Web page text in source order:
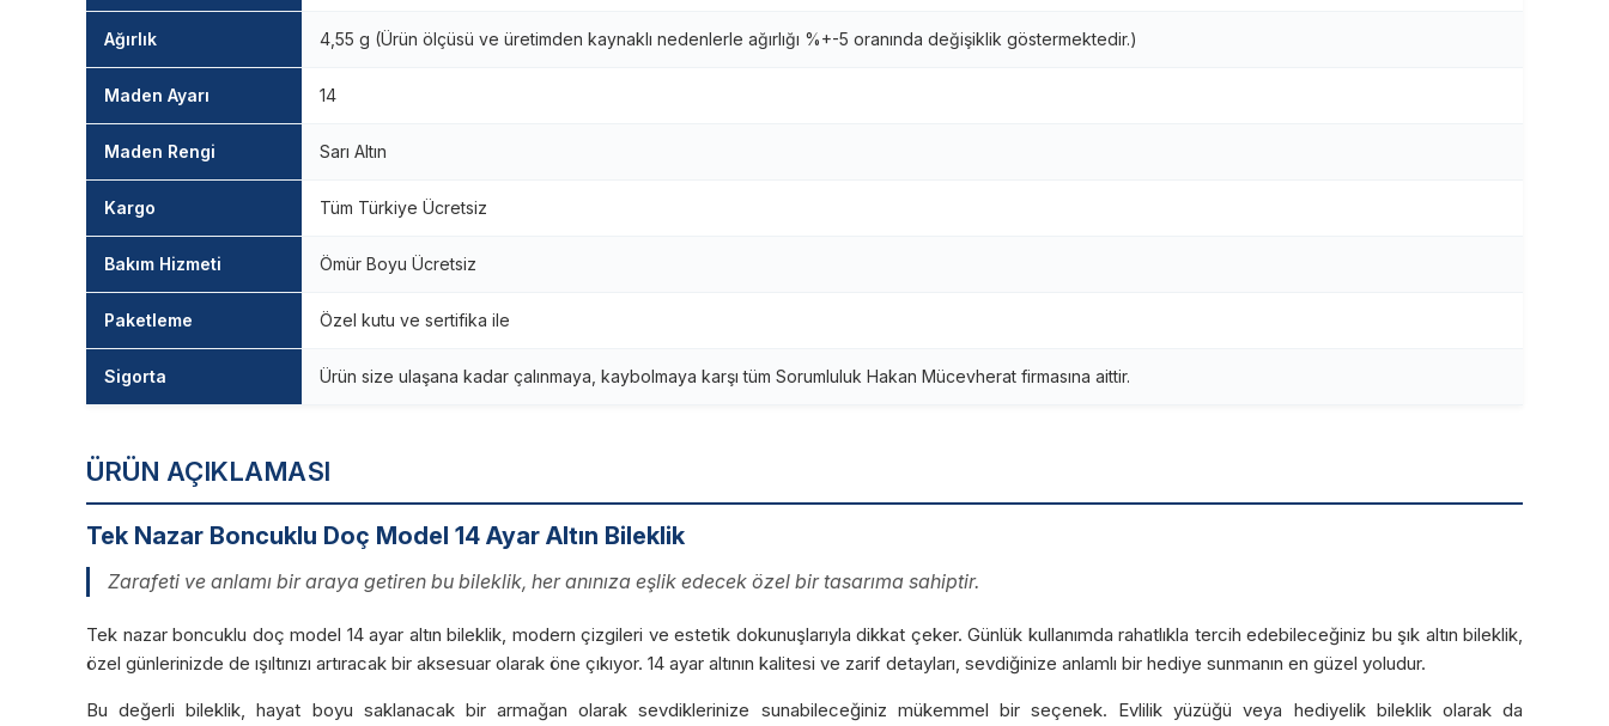
ÜRÜN AÇIKLAMASI
Tek Nazar Boncuklu Doç Model 14 Ayar Altın Bileklik
Zarafeti ve anlamı bir araya getiren bu bileklik, her anınıza eşlik edecek özel bir tasarıma sahiptir.
Tek nazar boncuklu doç model 14 ayar altın bileklik, modern çizgileri ve estetik dokunuşlarıyla dikkat çeker. Günlük kullanımda rahatlıkla tercih edebileceğiniz bu şık altın bileklik,
özel günlerinizde de ışıltınızı artıracak bir aksesuar olarak öne çıkıyor. 14 ayar altının kalitesi ve zarif detayları, sevdiğinize anlamlı bir hediye sunmanın en güzel yoludur.
Bu değerli bileklik, hayat boyu saklanacak bir armağan olarak sevdiklerinize sunabileceğiniz mükemmel bir seçenek. Evlilik yüzüğü veya hediyelik bileklik olarak da
Ağırlık 4,55 g (Ürün ölçüsü ve üretimden kaynaklı nedenlerle ağırlığı %+-5 oranında değişiklik göstermektedir.)
Maden Ayarı 14
Maden Rengi Sarı Altın
Kargo Tüm Türkiye Ücretsiz
Bakım Hizmeti Ömür Boyu Ücretsiz
Paketleme Özel kutu ve sertifika ile
Sigorta Ürün size ulaşana kadar çalınmaya, kaybolmaya karşı tüm Sorumluluk Hakan Mücevherat firmasına aittir.